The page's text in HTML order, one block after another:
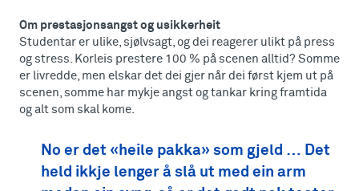
Om prestasjonsangst og usikkerheit
Studentar er ulike, sjølvsagt, og dei reagerer ulikt på press
og stress. Korleis prestere 100 % på scenen alltid? Somme
er livredde, men elskar det dei gjer når dei først kjem ut på
scenen, somme har mykje angst og tankar kring framtida
og alt som skal kome.
No er det «heile pakka» som gjeld … Det
held ikkje lenger å slå ut med ein arm